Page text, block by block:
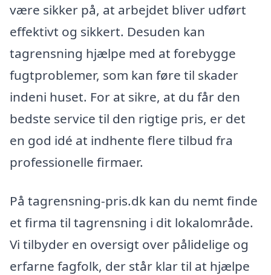
være sikker på, at arbejdet bliver udført
effektivt og sikkert. Desuden kan
tagrensning hjælpe med at forebygge
fugtproblemer, som kan føre til skader
indeni huset. For at sikre, at du får den
bedste service til den rigtige pris, er det
en god idé at indhente flere tilbud fra
professionelle firmaer.
På tagrensning-pris.dk kan du nemt finde
et firma til tagrensning i dit lokalområde.
Vi tilbyder en oversigt over pålidelige og
erfarne fagfolk, der står klar til at hjælpe